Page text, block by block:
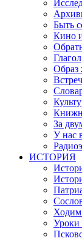
Быть
Кино
Глагол
Образ
За
У нас
ИСТОРИЯ
Ходим
Уроки